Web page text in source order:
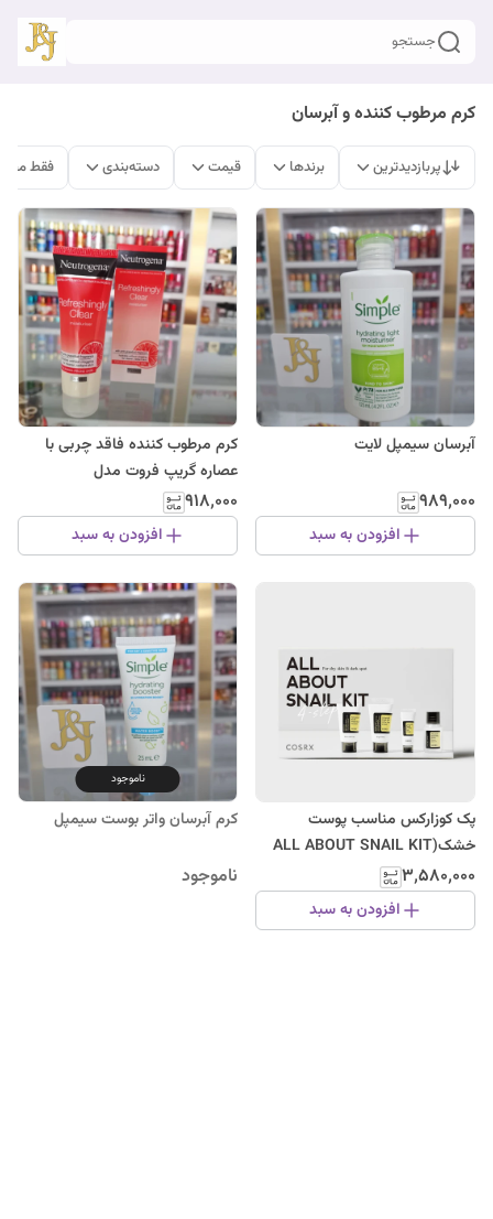
جستجو
کرم مرطوب کننده و آبرسان
پربازدیدترین برندها قیمت دسته‌بندی فقط
آبرسان سیمپل لایت
۹۸۹٬۰۰۰
افزودن به سبد
کرم مرطوب کننده فاقد چربی با
عصاره گریپ فروت مدل
نوتروژینا
۹۱۸٬۰۰۰
افزودن به سبد
پک کوزارکس مناسب پوست
خشک(ALL ABOUT SNAIL KIT
4-step)
۳٬۵۸۰٬۰۰۰
افزودن به سبد
ناموجود
کرم آبرسان واتر بوست سیمپل
ناموجود